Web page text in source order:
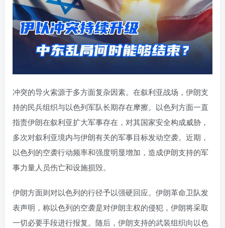
冲突的导火索源于多方面复杂因素。在叙利亚战场，伊朗支
持的民兵组织与以色列军队长期存在摩擦。以色列方面一直
指责伊朗在叙利亚扩大军事存在，对其国家安全构成威胁，
多次对叙利亚境内与伊朗有关的军事目标发动空袭。近期，
以色列的空袭行动频率和强度明显增加，造成伊朗支持的军
事力量人员伤亡和设施损毁。
伊朗方面则对以色列的行径予以强硬回应。伊朗革命卫队发
表声明，称以色列的空袭是对伊朗主权的侵犯，伊朗将采取
一切必要手段进行报复。随后，伊朗支持的武装组织向以色